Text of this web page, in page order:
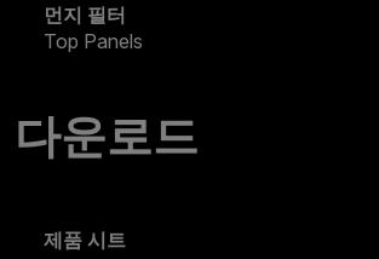
먼지 필터
Top Panels
다운로드
제품 시트